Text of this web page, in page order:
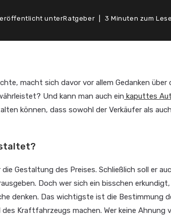
unterRatgeber 3 Minuten zum
macht sich davor vor allem Gedanken über
Und kann man auch ein kaputtes
können, dass sowohl der Verkäufer als
Gestaltung des Preises. Schließlich soll er
Doch wer sich ein bisschen
denken. Das wichtigste ist die Bestimmung
Kraftfahrzeugs machen. Wer keine Ahnung